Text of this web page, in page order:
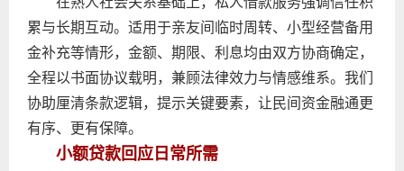
累与长期互动。适用于亲友间临时周转、小型经营备用
金补充等情形，金额、期限、利息均由双方协商确定，
全程以书面协议载明，兼顾法律效力与情感维系。我们
协助厘清条款逻辑，提示关键要素，让民间资金融通更
有序、更有保障。
小额贷款回应日常所需